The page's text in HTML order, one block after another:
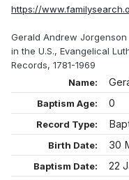
https://
Gerald Andrew Jorgenson
in the U.S., Evangelical
Records, 1781-1969
Name:
Baptism Age: 0
Record Type:
Birth Date: 30
Baptism Date: 22